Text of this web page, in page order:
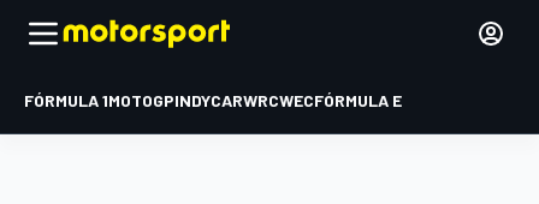
FÓRMULA 1MOTOGPINDYCARWRCWECFÓRMULA E